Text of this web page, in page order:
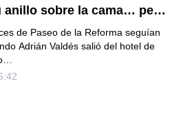
anillo sobre la cama… pero
esposa embarazada ya
en marcha su ruina
de Paseo de la Reforma seguían
Adrián Valdés salió del hotel de